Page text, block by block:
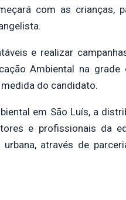
com as crianças,
e realizar
Ambiental na grade
do candidato.
em São Luís, a
e profissionais da
através de